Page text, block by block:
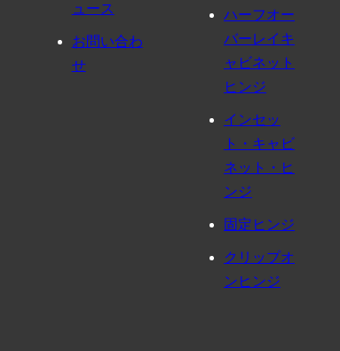
ュース
お問い合わ
せ
ハーフオー
バーレイキ
ャビネット
ヒンジ
インセッ
ト・キャビ
ネット・ヒ
ンジ
固定ヒンジ
クリップオ
ンヒンジ